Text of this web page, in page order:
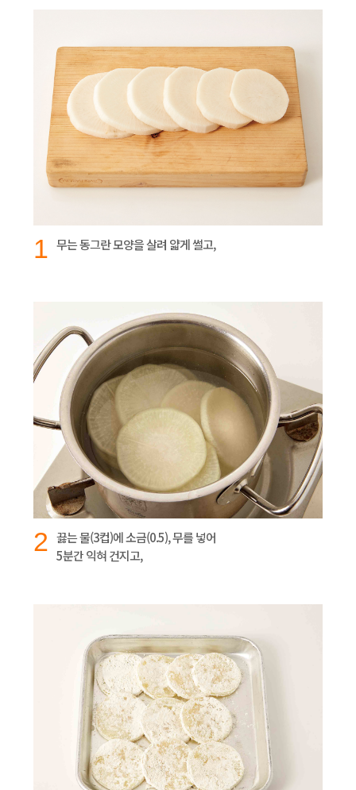
1 무는 동그란 모양을 살려 얇게 썰고,
2 끓는 물(3컵)에 소금(0.5), 무를 넣어
5분간 익혀 건지고,